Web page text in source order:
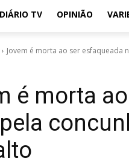
DIÁRIO TV OPINIÃO
Jovem é morta ao ser esfaqueada
é morta